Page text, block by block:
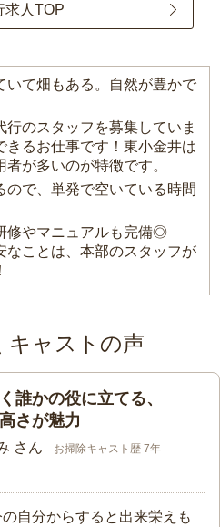
求人TOP
いて畑もある。自然が豊かで
のスタッフを募集していま
きるお仕事です！東小金井は
が多いのが特徴です。
ので、単発で空いている時間
修やマニュアルも完備◎
なことは、本部のスタッフが
キャストの声
誰かの役に立てる、
さが魅力
さん お掃除キャスト歴 7年
自分からすると出来栄えも